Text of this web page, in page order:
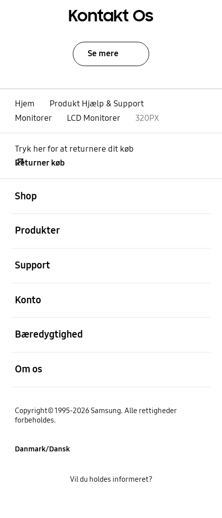
Kontakt Os
Se mere
Hjem
Produkt Hjælp & Support
Monitorer
LCD Monitorer 320PX
Tryk her for at returnere dit køb
Returner køb
Shop
Produkter
Support
Konto
Bæredygtighed
Om os
Copyright© 1995-2026 Samsung. Alle rettigheder
forbeholdes.
Danmark/Dansk
Vil du holdes informeret?